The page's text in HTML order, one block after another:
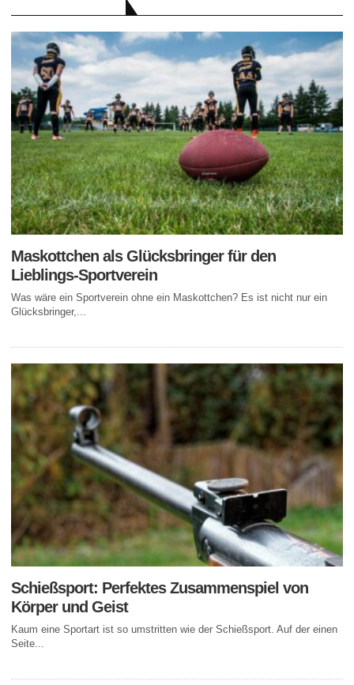
Maskottchen als Glücksbringer für den
Lieblings-Sportverein
Was wäre ein Sportverein ohne ein Maskottchen? Es ist nicht nur ein
Glücksbringer,...
Schießsport: Perfektes Zusammenspiel von
Körper und Geist
Kaum eine Sportart ist so umstritten wie der Schießsport. Auf der einen
Seite...